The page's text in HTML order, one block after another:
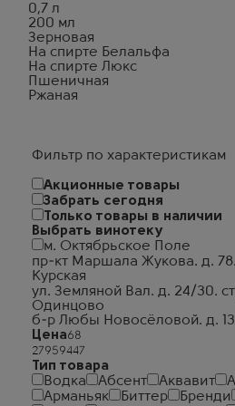
0,7 л
200 мл
Зерновая
На спирте Белальфа
На спирте Люкс
Пшеничная
Ржаная
Фильтр по характеристикам
Акционные товары
Забрать сегодня
Только товары в наличии
Выбрать винотеку
м. Октябрьское Поле
пр-кт Маршала Жукова. д.
Курская
ул. Земляной Вал. д. 24/30.
Одинцово
б-р Любы Новосёловой. д. 13
Цена
Тип товара
Водка
Абсент Аквавит
Арманьяк
Биттер Бренди